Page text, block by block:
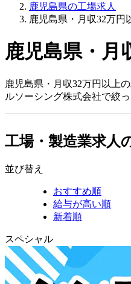
鹿児島県の工場求人
鹿児島県・月収32万円
鹿児島県・月
鹿児島県・月収32万円以上
ルソーシング株式会社で絞
工場・製造業求人
並び替え
おすすめ順
給与が高い順
新着順
スペシャル